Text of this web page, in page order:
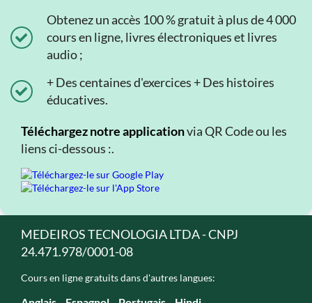
Obtenez un accès 100 % gratuit à plus de 4 000
cours en ligne, livres électroniques et livres
audio ;
+ Des centaines d'exercices + Des histoires
éducatives.
Téléchargez notre applicationvia QR Code ou les
liens ci-dessous :.
MEDEIROS TECNOLOGIA LTDA - CNPJ
24.471.978/0001-08
Cours en ligne gratuits dans d'autres langues: